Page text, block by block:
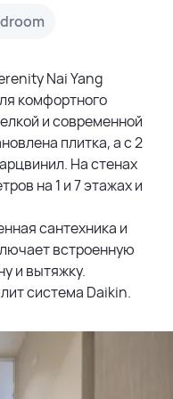
Nai Yang
комфортного
и современной
плитка, а с 2
На стенах
на 1 и 7 этажах и
сантехника и
встроенную
и вытяжку.
система Daikin.